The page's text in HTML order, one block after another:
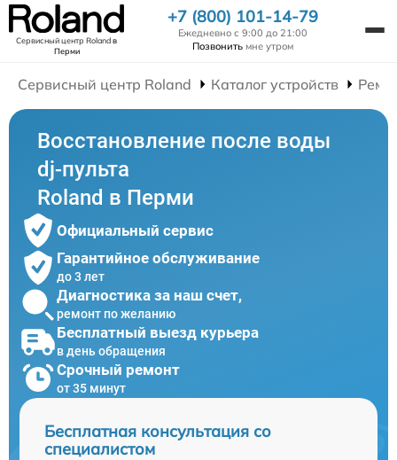
Сервисный центр Rolandв
Перми
+7 (800) 101-14-79
Ежедневно с 9:00 до 21:00
Позвонить мне утром
Сервисный центр Roland Каталог устройств
Восстановление после воды
dj-пульта
Roland в Перми
Официальный сервис
Гарантийное обслуживание
до 3 лет
Диагностика за наш счет,
ремонт по желанию
Бесплатный выезд курьера
в день обращения
Срочный ремонт
от 35 минут
Бесплатная консультация со
специалистом